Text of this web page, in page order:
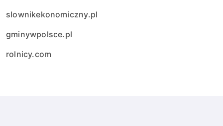
slownikekonomiczny.pl
gminywpolsce.pl
rolnicy.com